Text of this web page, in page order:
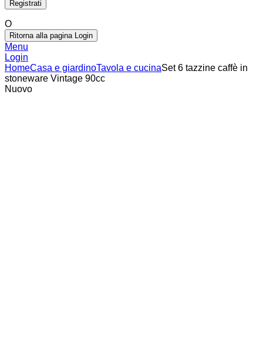
O
Ritorna alla pagina Login
Menu
Login
HomeCasa e giardinoTavola e cucinaSet 6 tazzine caffè in
stoneware Vintage 90cc
Nuovo